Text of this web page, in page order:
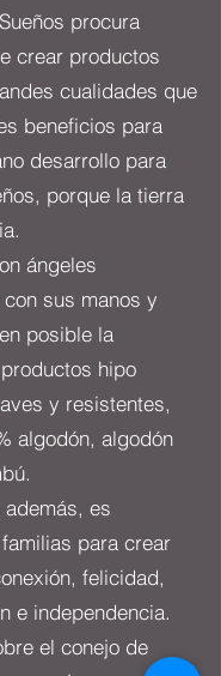
procura
crear productos
cualidades que
beneficios para
desarrollo para
porque la tierra
ángeles
sus manos y
posible la
hipo
y resistentes,
algodón, algodón
es
para crear
felicidad,
e independencia.
el conejo de